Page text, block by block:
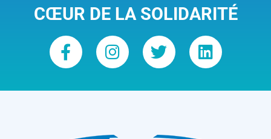
CŒUR DE LA SOLIDARITÉ